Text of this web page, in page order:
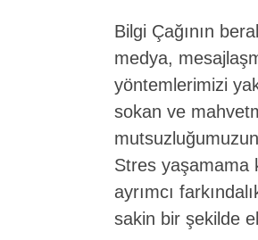
Bilgi Çağının
medya,
yöntemlerimizi
sokan ve
Stres yaşamama
ayrımcı
sakin bir şekilde